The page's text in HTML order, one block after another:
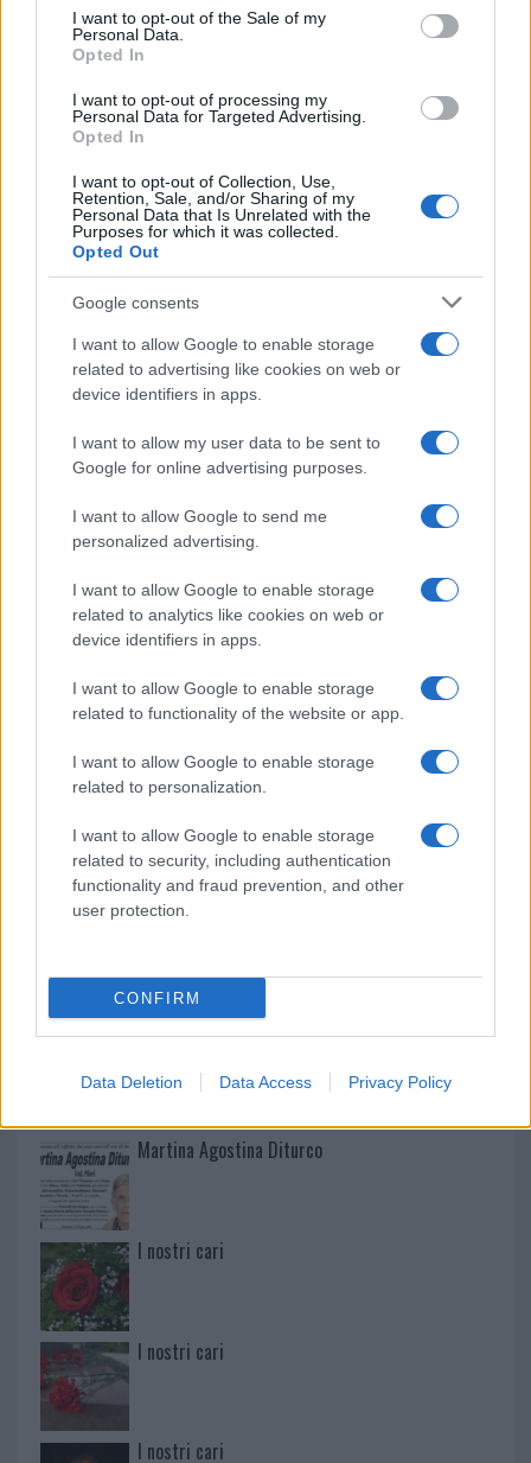
consent section.
I want to opt-out of the Sale of my
Personal Data.
Opted In
I want to opt-out of processing my
Personal Data for Targeted Advertising.
Opted In
I want to opt-out of Collection, Use,
Retention, Sale, and/or Sharing of my
Personal Data that Is Unrelated with the
Purposes for which it was collected.
Opted Out
Google consents
I want to allow Google to enable storage
related to advertising like cookies on web or
device identifiers in apps.
I want to allow my user data to be sent to
Google for online advertising purposes.
I want to allow Google to send me
personalized advertising.
I want to allow Google to enable storage
related to analytics like cookies on web or
device identifiers in apps.
I want to allow Google to enable storage
related to functionality of the website or app.
I want to allow Google to enable storage
related to personalization.
I want to allow Google to enable storage
related to security, including authentication
functionality and fraud prevention, and other
user protection.
CONFIRM
Data Deletion Data Access Privacy Policy
Andrea Mura conquista Palau: grande
partecipazione per il suo racconto
Calangianus, allarme sul centro accoglienza
minori, Albieri: “Episodi gravissimi”
Gallura, finti clienti svuotano le suite: furto da
50mila nel resort
Meteo Olbia 7 agosto, sole e caldo tornano
protagonisti
Test tunnel Olbia: rampe chiuse ancora fino a
fine agosto
Aggius conquista la classifica delle mete più
NECROLOGIE
Martina Agostina Diturco
I nostri cari
I nostri cari
I nostri cari